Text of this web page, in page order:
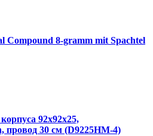
Compound 8-gramm mit Spachtel
92x92x25,
провод 30 см (D9225HM-4)